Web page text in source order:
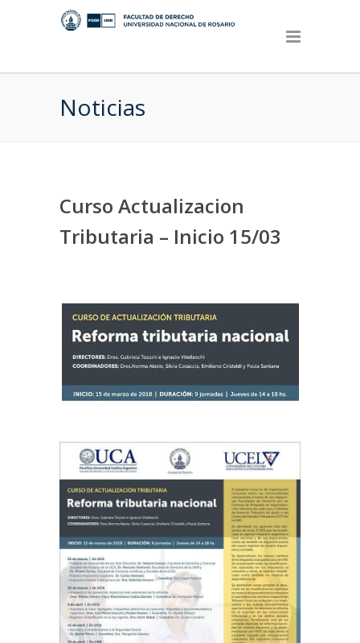
Noticias
Curso Actualizacion
Tributaria – Inicio 15/03